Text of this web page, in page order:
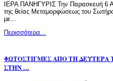
ΙΕΡΑ ΠΑΝΗΓΥΡΙΣ Την Παρασκευή 6
της θείας Μεταμορφώσεως του
με...
Περισσότερα...
ΦΩΤΟΣΤΙΓΜΕΣ ΑΠΟ ΤΗ ΔΕΥΤΕΡΑ
ΣΤΗΝ …